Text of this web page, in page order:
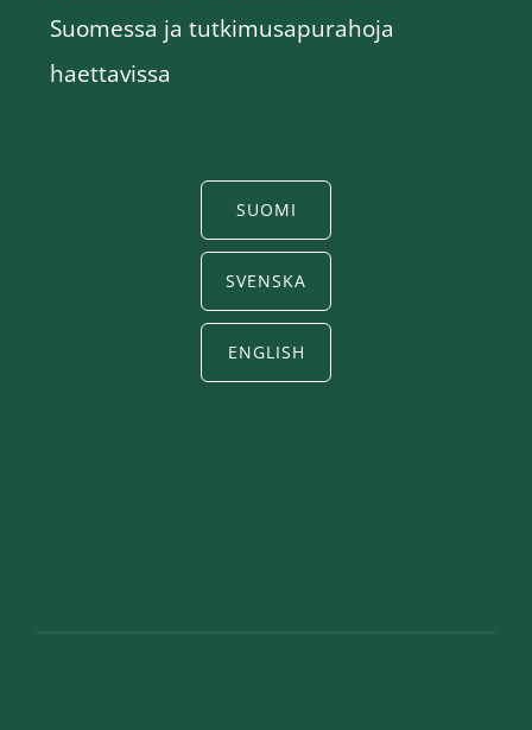
Suomessa ja tutkimusapurahoja
haettavissa
SUOMI
SVENSKA
ENGLISH